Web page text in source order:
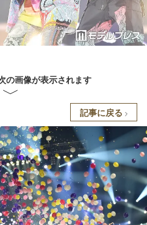
の画像が表示されます
記事に戻る